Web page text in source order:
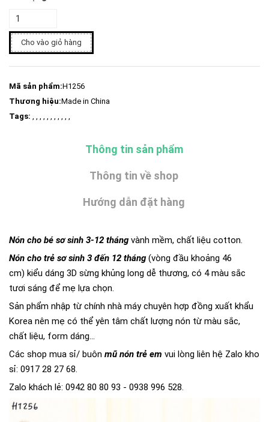
Cho vào giỏ hàng
Mã sản phẩm:H1256
Thương hiệu:Made in China
Tags: , , , , , , , , , , ,
Thông tin sản phẩm
Thông tin về shop
Hướng dẫn đặt hàng
Nón cho bé sơ sinh 3-12 tháng vành mềm, chất liệu cotton.
Nón cho trẻ sơ sinh 3 đến 12 tháng (vòng đầu khoảng 46
cm) kiểu dáng 3D sừng khủng long dễ thương, có 4 màu sắc
tươi sáng để mẹ lựa chọn.
Sản phẩm nhập từ chính nhà máy chuyên hợp đồng xuất khẩu
Korea nên mẹ có thể yên tâm chất lượng nón từ màu sắc,
chất liệu, form dáng...
Các shop mua sỉ/ buôn mũ nón trẻ em vui lòng liên hệ Zalo kho
sỉ: 0917 28 27 68.
Zalo khách lẻ: 0942 80 80 93 - 0938 996 528.